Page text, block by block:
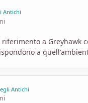
Antichi
a Greyhawk
a
Antichi